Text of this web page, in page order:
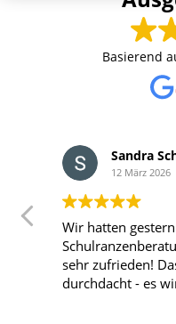
Basierend
Sandra
12 März 2026
Wir hatten
sehr zufrieden!
durchdacht - es